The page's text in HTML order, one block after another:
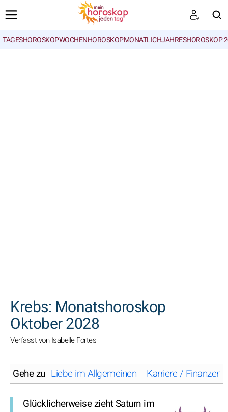
TAGESHOROSKOPWOCHENHOROSKOPMONATLICHJAHRESHOROSKOP
Krebs: Monatshoroskop
Oktober 2028
Verfasst von Isabelle Fortes
Gehe zu Liebe im Allgemeinen Karriere / Finanzen
Glücklicherweise zieht Saturn im